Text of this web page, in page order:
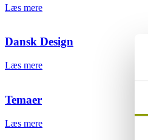
Læs mere
Dansk Design
Læs mere
Temaer
Læs mere